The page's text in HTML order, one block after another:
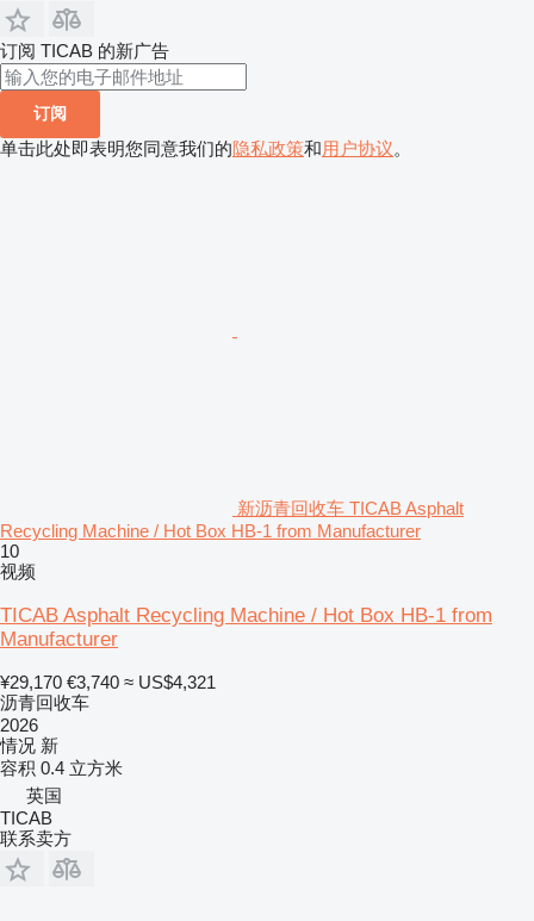
订阅 TICAB 的新广告
订阅
单击此处即表明您同意我们的隐私政策和用户协议。
新沥青回收车 TICAB Asphalt
Recycling Machine / Hot Box HB-1 from Manufacturer
10
视频
TICAB Asphalt Recycling Machine / Hot Box HB-1 from
Manufacturer
¥29,170 €3,740 ≈ US$4,321
沥青回收车
2026
情况 新
容积 0.4 立方米
英国
TICAB
联系卖方